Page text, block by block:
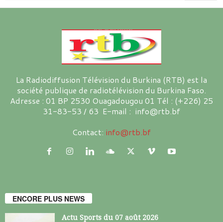
La Radiodiffusion Télévision du Burkina (RTB) est la
société publique de radiotélévision du Burkina Faso.
Adresse : 01 BP 2530 Ouagadougou 01 Tél : (+226) 25
31-83-53 / 63 E-mail : info@rtb.bf
Contact: info@rtb.bf
ENCORE PLUS NEWS
Actu Sports du 07 août 2026